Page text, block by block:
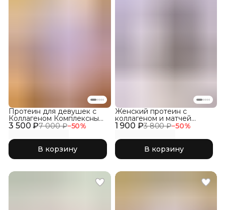
3 500 ₽7 000 ₽−50%
Протеин для девушек с
Коллагеном Комплексный
1800, Соленая Карамель
В корзину
1 900 ₽3 800 ₽−50%
Женский протеин с
коллагеном и матчей
комплексный, Лаванда и
В корзину